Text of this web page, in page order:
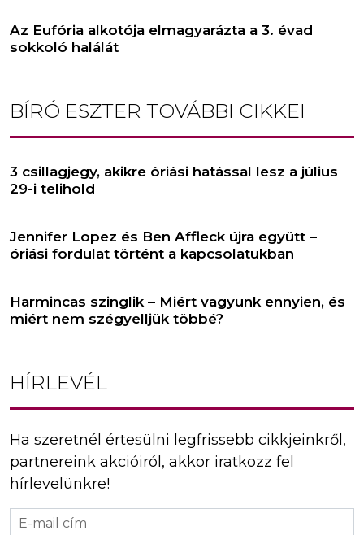
Az Eufória alkotója elmagyarázta a 3. évad
sokkoló halálát
BÍRÓ ESZTER TOVÁBBI CIKKEI
3 csillagjegy, akikre óriási hatással lesz a július
29-i telihold
Jennifer Lopez és Ben Affleck újra együtt –
óriási fordulat történt a kapcsolatukban
Harmincas szinglik – Miért vagyunk ennyien, és
miért nem szégyelljük többé?
HÍRLEVÉL
Ha szeretnél értesülni legfrissebb cikkjeinkről,
partnereink akcióiról, akkor iratkozz fel
hírlevelünkre!